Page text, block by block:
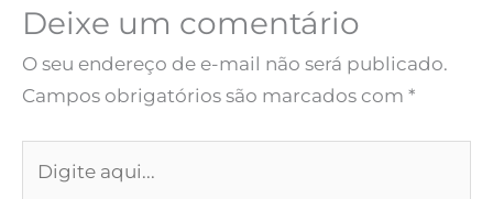
Deixe um comentário
O seu endereço de e-mail não será publicado.
Campos obrigatórios são marcados com *
aqui...